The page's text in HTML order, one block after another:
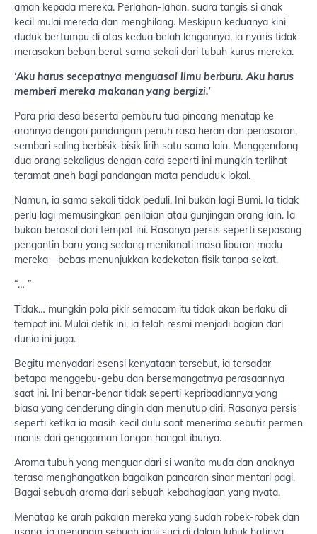
aman kepada mereka. Perlahan-lahan, suara tangis si anak
kecil mulai mereda dan menghilang. Meskipun keduanya kini
duduk bertumpu di atas kedua belah lengannya, ia nyaris tidak
merasakan beban berat sama sekali dari tubuh kurus mereka.
‘Aku harus secepatnya menguasai ilmu berburu. Aku harus
memberi mereka makanan yang bergizi.’
Para pria desa beserta pemburu tua pincang menatap ke
arahnya dengan pandangan penuh rasa heran dan penasaran,
sembari saling berbisik-bisik lirih satu sama lain. Menggendong
dua orang sekaligus dengan cara seperti ini mungkin terlihat
teramat aneh bagi pandangan mata penduduk lokal.
Namun, ia sama sekali tidak peduli. Ini bukan lagi Bumi. Ia tidak
perlu lagi memusingkan penilaian atau gunjingan orang lain. Ia
bukan berasal dari tempat ini. Rasanya persis seperti sepasang
pengantin baru yang sedang menikmati masa liburan madu
mereka—bebas menunjukkan kedekatan fisik tanpa sekat.
“… ”
Tidak… mungkin pola pikir semacam itu tidak akan berlaku di
tempat ini. Mulai detik ini, ia telah resmi menjadi bagian dari
dunia ini juga.
Begitu menyadari esensi kenyataan tersebut, ia tersadar
betapa menggebu-gebu dan bersemangatnya perasaannya
saat ini. Ini benar-benar tidak seperti kepribadiannya yang
biasa yang cenderung dingin dan menutup diri. Rasanya persis
seperti ketika ia masih kecil dulu saat menerima sebutir permen
manis dari genggaman tangan hangat ibunya.
Aroma tubuh yang menguar dari si wanita muda dan anaknya
terasa menghangatkan bagaikan pancaran sinar mentari pagi.
Bagai sebuah aroma dari sebuah kebahagiaan yang nyata.
Menatap ke arah pakaian mereka yang sudah robek-robek dan